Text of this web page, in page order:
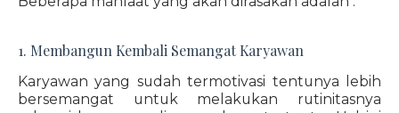
1. Membangun Kembali Semangat Karyawan
Karyawan yang sudah termotivasi tentunya lebih
bersemangat untuk melakukan rutinitasnya